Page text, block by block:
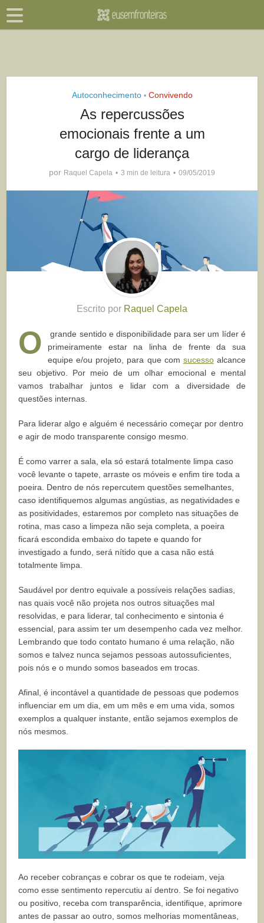
Autoconhecimento • Convivendo
As repercussões
emocionais frente a um
cargo de liderança
por Raquel Capela 3 min de leitura 09/05/2019
Escrito por Raquel Capela
O
grande sentido e disponibilidade para ser um líder é
primeiramente estar na linha de frente da sua
equipe e/ou projeto, para que com sucessoalcance
seu objetivo. Por meio de um olhar emocional e mental
vamos trabalhar juntos e lidar com a diversidade de
questões internas.
Para liderar algo e alguém é necessário começar por dentro
e agir de modo transparente consigo mesmo.
É como varrer a sala, ela só estará totalmente limpa caso
você levante o tapete, arraste os móveis e enfim tire toda a
poeira. Dentro de nós repercutem questões semelhantes,
caso identifiquemos algumas angústias, as negatividades e
as positividades, estaremos por completo nas situações de
rotina, mas caso a limpeza não seja completa, a poeira
ficará escondida embaixo do tapete e quando for
investigado a fundo, será nítido que a casa não está
totalmente limpa.
Saudável por dentro equivale a possíveis relações sadias,
nas quais você não projeta nos outros situações mal
resolvidas, e para liderar, tal conhecimento e sintonia é
essencial, para assim ter um desempenho cada vez melhor.
Lembrando que todo contato humano é uma relação, não
somos e talvez nunca sejamos pessoas autossuficientes,
pois nós e o mundo somos baseados em trocas.
Afinal, é incontável a quantidade de pessoas que podemos
influenciar em um dia, em um mês e em uma vida, somos
exemplos a qualquer instante, então sejamos exemplos de
nós mesmos.
Ao receber cobranças e cobrar os que te rodeiam, veja
como esse sentimento repercutiu aí dentro. Se foi negativo
ou positivo, receba com transparência, identifique, aprimore
antes de passar ao outro, somos melhorias momentâneas,